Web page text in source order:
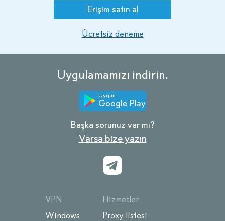
Erişim satın al
Ücretsiz deneme
Uygulamamızı indirin.
Uygun
Google Play
Başka sorunuz var mı?
Varsa bize yazın
VPN
Windows
Hizmetler
Proxy listesi